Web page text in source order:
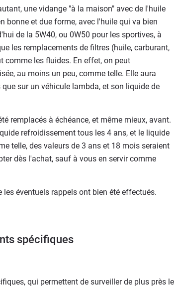
une vidange "à la maison" avec de l'huile
bonne et due forme, avec l'huile qui va bien
de la 5W40, ou 0W50 pour les sportives, à
les remplacements de filtres (huile, carburant,
comme les fluides. En effet, on peut
au moins un peu, comme telle. Elle aura
sur un véhicule lambda, et son liquide de
remplacés à échéance, et même mieux, avant.
refroidissement tous les 4 ans, et le liquide
telle, des valeurs de 3 ans et 18 mois seraient
dès l'achat, sauf à vous en servir comme
éventuels rappels ont bien été effectués.
spécifiques
qui permettent de surveiller de plus près le